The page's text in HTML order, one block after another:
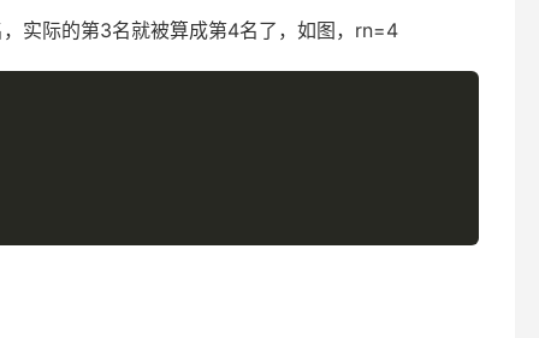
实际的第3名就被算成第4名了，如图，rn=4